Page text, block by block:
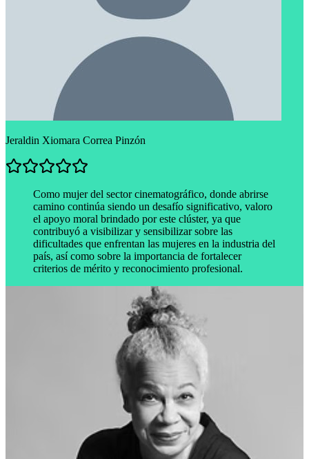
Jeraldin Xiomara Correa Pinzón
Como mujer del sector cinematográfico, donde abrirse
camino continúa siendo un desafío significativo, valoro
el apoyo moral brindado por este clúster, ya que
contribuyó a visibilizar y sensibilizar sobre las
dificultades que enfrentan las mujeres en la industria del
país, así como sobre la importancia de fortalecer
criterios de mérito y reconocimiento profesional.